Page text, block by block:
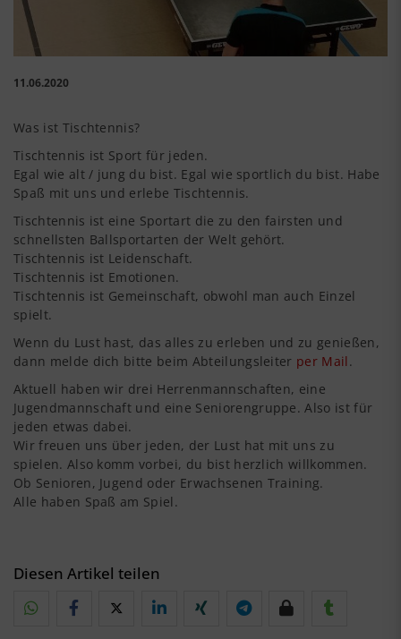
11.06.2020
Was ist Tischtennis?
Tischtennis ist Sport für jeden.
Egal wie alt / jung du bist. Egal wie sportlich du bist. Habe
Spaß mit uns und erlebe Tischtennis.
Tischtennis ist eine Sportart die zu den fairsten und
schnellsten Ballsportarten der Welt gehört.
Tischtennis ist Leidenschaft.
Tischtennis ist Emotionen.
Tischtennis ist Gemeinschaft, obwohl man auch Einzel
spielt.
Wenn du Lust hast, das alles zu erleben und zu genießen,
dann melde dich bitte beim Abteilungsleiter per Mail.
Aktuell haben wir drei Herrenmannschaften, eine
Jugendmannschaft und eine Seniorengruppe. Also ist für
jeden etwas dabei.
Wir freuen uns über jeden, der Lust hat mit uns zu
spielen. Also komm vorbei, du bist herzlich willkommen.
Ob Senioren, Jugend oder Erwachsenen Training.
Alle haben Spaß am Spiel.
Diesen Artikel teilen